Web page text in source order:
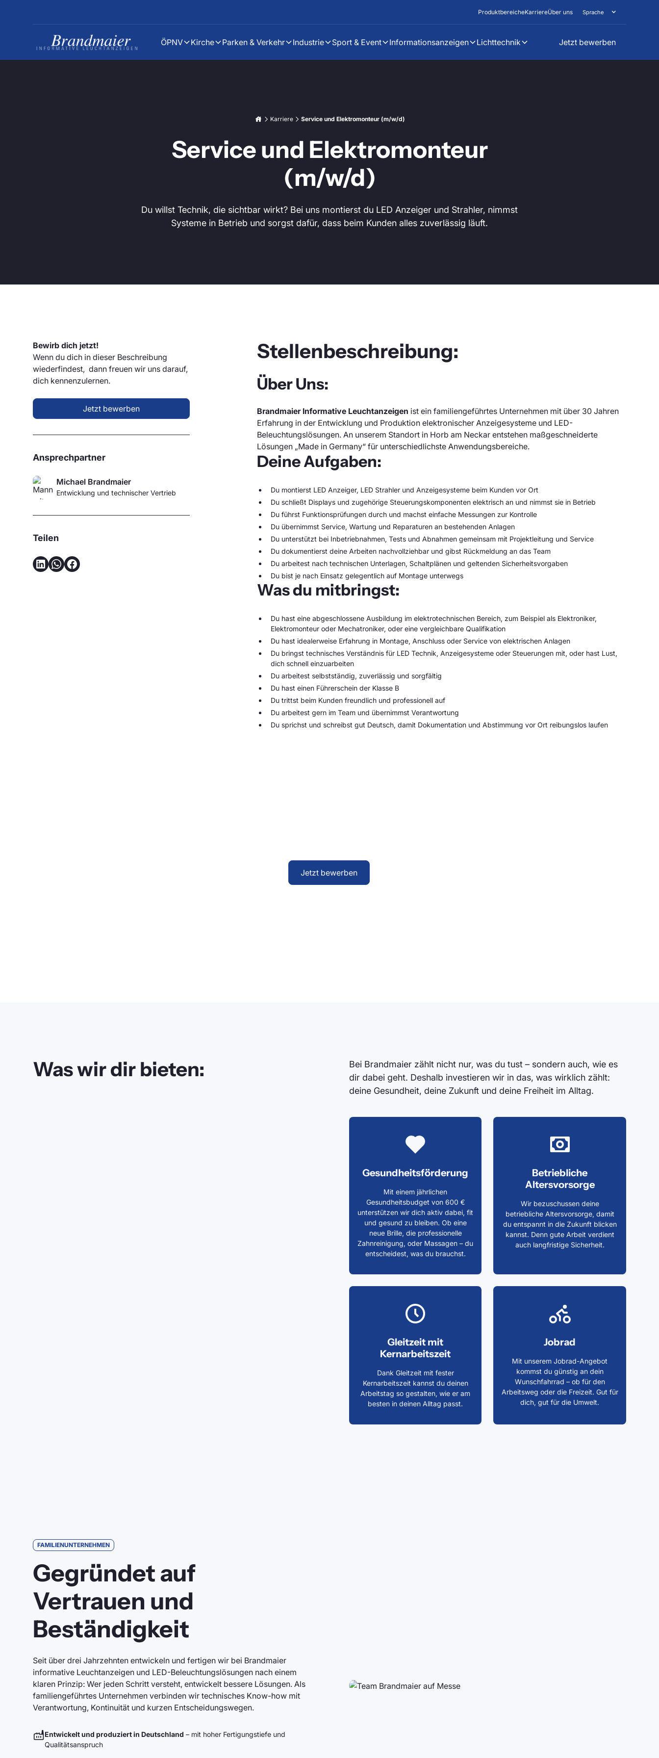
ProduktbereicheKarriereÜber uns Sprache
ÖPNV Kirche Parken & Verkehr Industrie Sport & Event Informationsanzeigen Lichttechnik Jetzt bewerben
Karriere Service und Elektromonteur (m/w/d)
Service und Elektromonteur
(m/w/d)
Du willst Technik, die sichtbar wirkt? Bei uns montierst du LED Anzeiger und Strahler, nimmst
Systeme in Betrieb und sorgst dafür, dass beim Kunden alles zuverlässig läuft.
Bewirb dich jetzt!
Wenn du dich in dieser Beschreibung
wiederfindest, dann freuen wir uns darauf,
dich kennenzulernen.
Jetzt bewerben
Ansprechpartner
Michael Brandmaier
Entwicklung und technischer Vertrieb
Teilen
Stellenbeschreibung:
Über Uns:
Brandmaier Informative Leuchtanzeigen ist ein familiengeführtes Unternehmen mit über 30 Jahren
Erfahrung in der Entwicklung und Produktion elektronischer Anzeigesysteme und LED-
Beleuchtungslösungen. An unserem Standort in Horb am Neckar entstehen maßgeschneiderte
Lösungen „Made in Germany“ für unterschiedlichste Anwendungsbereiche.
Deine Aufgaben:
Du montierst LED Anzeiger, LED Strahler und Anzeigesysteme beim Kunden vor Ort
Du schließt Displays und zugehörige Steuerungskomponenten elektrisch an und nimmst sie in Betrieb
Du führst Funktionsprüfungen durch und machst einfache Messungen zur Kontrolle
Du übernimmst Service, Wartung und Reparaturen an bestehenden Anlagen
Du unterstützt bei Inbetriebnahmen, Tests und Abnahmen gemeinsam mit Projektleitung und Service
Du dokumentierst deine Arbeiten nachvollziehbar und gibst Rückmeldung an das Team
Du arbeitest nach technischen Unterlagen, Schaltplänen und geltenden Sicherheitsvorgaben
Du bist je nach Einsatz gelegentlich auf Montage unterwegs
Was du mitbringst:
Du hast eine abgeschlossene Ausbildung im elektrotechnischen Bereich, zum Beispiel als Elektroniker,
Elektromonteur oder Mechatroniker, oder eine vergleichbare Qualifikation
Du hast idealerweise Erfahrung in Montage, Anschluss oder Service von elektrischen Anlagen
Du bringst technisches Verständnis für LED Technik, Anzeigesysteme oder Steuerungen mit, oder hast Lust,
dich schnell einzuarbeiten
Du arbeitest selbstständig, zuverlässig und sorgfältig
Du hast einen Führerschein der Klasse B
Du trittst beim Kunden freundlich und professionell auf
Du arbeitest gern im Team und übernimmst Verantwortung
Du sprichst und schreibst gut Deutsch, damit Dokumentation und Abstimmung vor Ort reibungslos laufen
Jetzt bewerben
Was wir dir bieten:
Bei Brandmaier zählt nicht nur, was du tust – sondern auch, wie es
dir dabei geht. Deshalb investieren wir in das, was wirklich zählt:
deine Gesundheit, deine Zukunft und deine Freiheit im Alltag.
Gesundheitsförderung
Mit einem jährlichen
Gesundheitsbudget von 600 €
unterstützen wir dich aktiv dabei, fit
und gesund zu bleiben. Ob eine
neue Brille, die professionelle
Zahnreinigung, oder Massagen – du
entscheidest, was du brauchst.
Betriebliche
Altersvorsorge
Wir bezuschussen deine
betriebliche Altersvorsorge, damit
du entspannt in die Zukunft blicken
kannst. Denn gute Arbeit verdient
auch langfristige Sicherheit.
Gleitzeit mit
Kernarbeitszeit
Dank Gleitzeit mit fester
Kernarbeitszeit kannst du deinen
Arbeitstag so gestalten, wie er am
besten in deinen Alltag passt.
Jobrad
Mit unserem Jobrad-Angebot
kommst du günstig an dein
Wunschfahrrad – ob für den
Arbeitsweg oder die Freizeit. Gut für
dich, gut für die Umwelt.
FAMILIENUNTERNEHMEN
Gegründet auf
Vertrauen und
Beständigkeit
Seit über drei Jahrzehnten entwickeln und fertigen wir bei Brandmaier
informative Leuchtanzeigen und LED-Beleuchtungslösungen nach einem
klaren Prinzip: Wer jeden Schritt versteht, entwickelt bessere Lösungen. Als
familiengeführtes Unternehmen verbinden wir technisches Know-how mit
Verantwortung, Kontinuität und kurzen Entscheidungswegen.
Entwickelt und produziert in Deutschland – mit hoher Fertigungstiefe und
Qualitätsanspruch